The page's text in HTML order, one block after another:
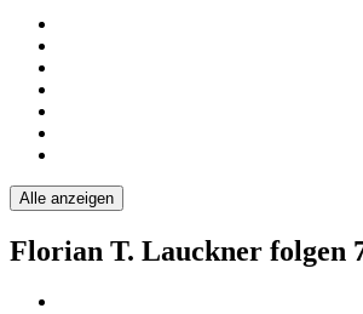
Alle anzeigen
Florian T. Lauckner folgen